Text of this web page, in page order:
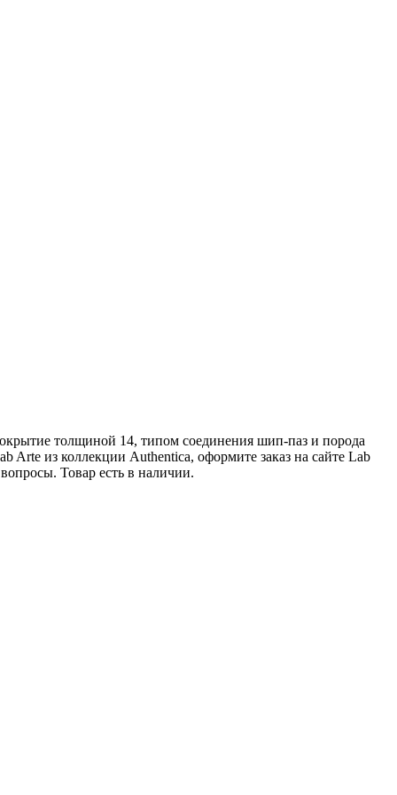
толщиной 14, типом соединения шип-паз и порода
Arte из коллекции Authentica, оформите заказ на сайте Lab
Товар есть в наличии.